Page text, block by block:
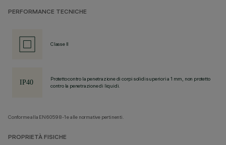
PERFORMANCE TECNICHE
Classe II
Protetto contro la penetrazione di corpi solidi superiori a 1 mm, non protetto
contro la penetrazione di liquidi.
Conforme alla EN60598-1 e alle normative pertinenti.
PROPRIETÀ FISICHE